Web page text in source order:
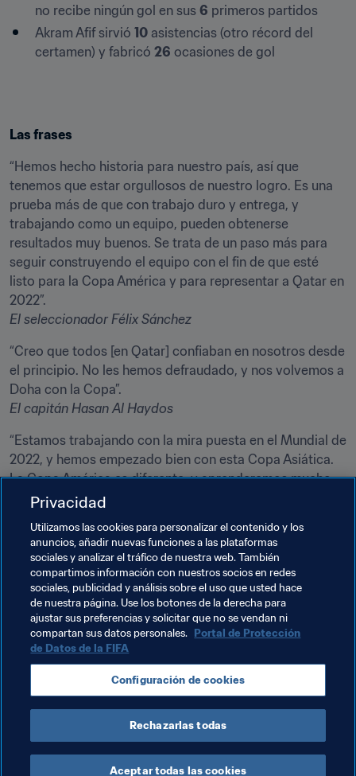
no recibe ningún gol en sus 6 primeros partidos
Akram Afif sirvió 10 asistencias (otro récord del
certamen) y fabricó 26 ocasiones de gol
Las frases
“Hemos hecho historia para nuestro país, así que
tenemos que estar orgullosos de nuestro logro. Es una
prueba más de que con trabajo duro y entrega, y
trabajando como un equipo, pueden obtenerse
resultados muy buenos. Se trata de un paso más para
seguir construyendo el equipo con el fin de que esté
listo para la Copa América y para representar a Qatar en
El seleccionador Félix Sánchez
“Creo que todos [en Qatar] confiaban en nosotros desde
el principio. No les hemos defraudado, y nos volvemos a
El capitán Hasan Al Haydos
“Estamos trabajando con la mira puesta en el Mundial de
2022, y hemos empezado bien con esta Copa Asiática.
La Copa América es diferente, y aprenderemos mucho
de ella. Como selección del Golfo Pérsico, nos ayudará a
El delantero Almoez Ali
Temas relacionados
Copa Mundial de la FIFA Catar 2022™ Qatar
AFC
Privacidad
Utilizamos las cookies para personalizar el contenido y los
anuncios, añadir nuevas funciones a las plataformas
sociales y analizar el tráfico de nuestra web. También
compartimos información con nuestros socios en redes
sociales, publicidad y análisis sobre el uso que usted hace
de nuestra página. Use los botones de la derecha para
ajustar sus preferencias y solicitar que no se vendan ni
compartan sus datos personales. Portal de Protección
de Datos de la FIFA
Configuración de cookies
Rechazarlas todas
Aceptar todas las cookies